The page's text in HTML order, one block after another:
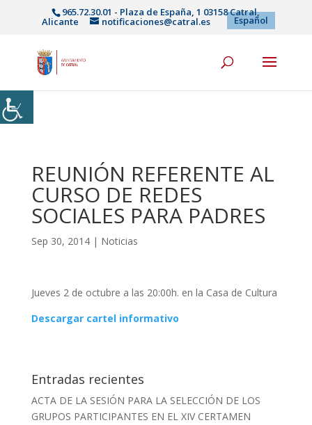
965.72.30.01 - Plaza de España, 1 03158 Catral,
Alicante notificaciones@catral.es Español
REUNIÓN REFERENTE AL
CURSO DE REDES
SOCIALES PARA PADRES
Sep 30, 2014| Noticias
Jueves 2 de octubre a las 20:00h. en la Casa de Cultura
Descargar cartel informativo
Entradas recientes
ACTA DE LA SESIÓN PARA LA SELECCIÓN DE LOS
GRUPOS PARTICIPANTES EN EL XIV CERTAMEN